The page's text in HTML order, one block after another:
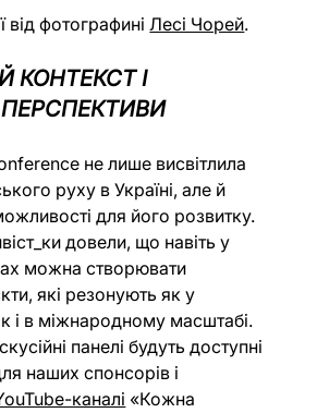
від фотографині Лесі Чорей.
КОНТЕКСТ І
ПЕРСПЕКТИВИ
не лише висвітлила
руху в Україні, але й
для його розвитку.
довели, що навіть у
можна створювати
які резонують як у
і в міжнародному масштабі.
панелі будуть доступні
наших спонсорів і
каналі «Кожна